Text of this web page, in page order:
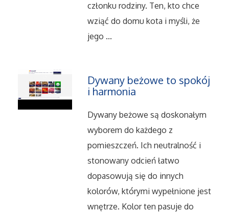
Hotele i Noclegi
Podróże
Uroda
Dietetyka, Odchudzanie
Kosmetyki
Leczenie
członku rodziny. Ten, kto chce
wziąć do domu kota i myśli, że
jego ...
Dywany beżowe to spokój
i harmonia
Dywany beżowe są doskonałym
wyborem do każdego z
pomieszczeń. Ich neutralność i
stonowany odcień łatwo
dopasowują się do innych
kolorów, którymi wypełnione jest
wnętrze. Kolor ten pasuje do